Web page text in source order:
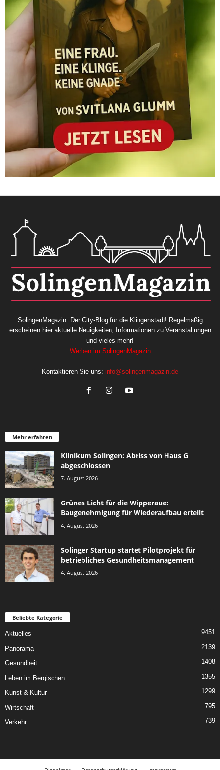
SolingenMagazin: Der City-Blog für die Klingenstadt! Regelmäßig
erscheinen hier aktuelle Neuigkeiten, Informationen zu Veranstaltungen
und vieles mehr!
Werben im SolingenMagazin
Kontaktieren Sie uns: info@solingenmagazin.de
Mehr erfahren
Klinikum Solingen: Abriss von Haus G
abgeschlossen
7. August 2026
Grünes Licht für die Wipperaue:
Baugenehmigung für Wiederaufbau erteilt
4. August 2026
Solinger Startup startet Pilotprojekt für
betriebliches Gesundheitsmanagement
4. August 2026
Beliebte Kategorie
Aktuelles 9451
Panorama 2139
Gesundheit 1408
Leben im Bergischen 1355
Kunst & Kultur 1299
Wirtschaft 795
Verkehr 739